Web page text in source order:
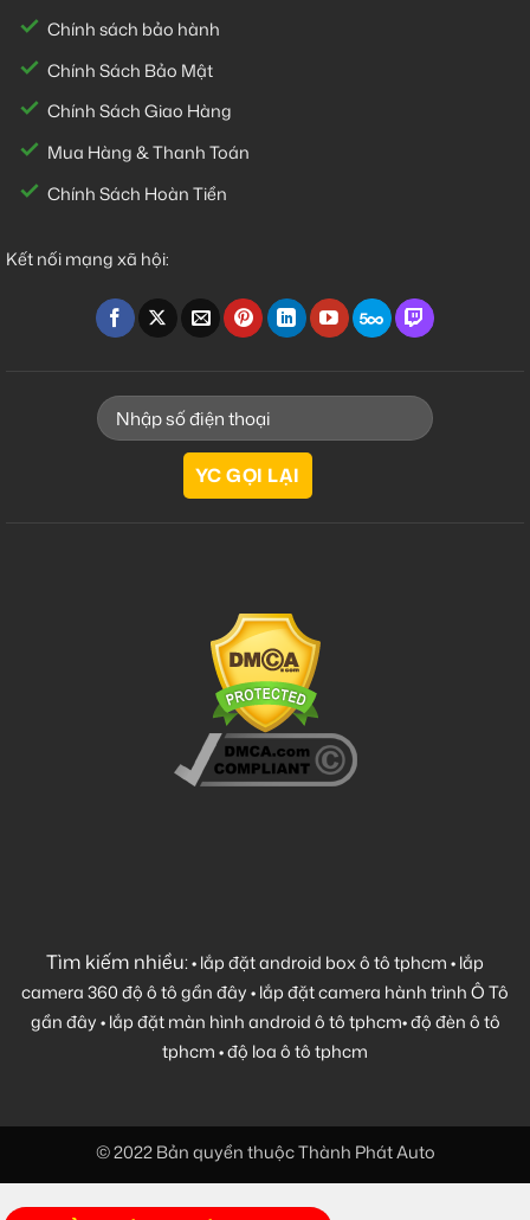
Chính sách bảo hành
Chính Sách Bảo Mật
Chính Sách Giao Hàng
Mua Hàng & Thanh Toán
Chính Sách Hoàn Tiền
Kết nối mạng xã hội:
Tìm kiếm nhiều:•lắp đặt android box ô tô tphcm•lắp
camera 360 độ ô tô gần đây•lắp đặt camera hành trình Ô Tô
gần đây•lắp đặt màn hình android ô tô tphcm•độ đèn ô tô
tphcm•độ loa ô tô tphcm
© 2022 Bản quyền thuộc Thành Phát Auto